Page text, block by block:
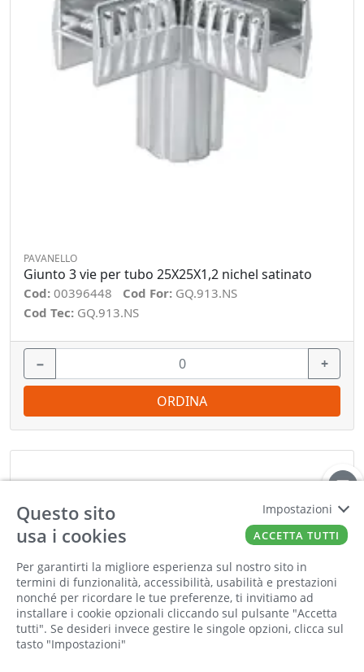
Informiamo la nostra clientela che saremo
chiusi per la pausa estiva dall'8 al 23 agosto
compresi. Tutti gli ordini online ricevuti
durante la chiusura saranno elaborati a partire
dal 24 agosto
PAVANELLO
Giunto 3 vie per tubo 25X25X1,2 nichel satinato
Cod: 00396448 Cod For: GQ.913.NS
Cod Tec: GQ.913.NS
− +
ORDINA
Questo sito
usa i cookies
Per garantirti la migliore esperienza sul nostro sito in
termini di funzionalità, accessibilità, usabilità e prestazioni
nonché per ricordare le tue preferenze, ti invitiamo ad
installare i cookie opzionali cliccando sul pulsante "Accetta
tutti". Se desideri invece gestire le singole opzioni, clicca sul
tasto "Impostazioni"
Impostazioni
ACCETTA TUTTI